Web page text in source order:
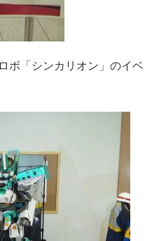
ボ「シンカリオン」のイベ